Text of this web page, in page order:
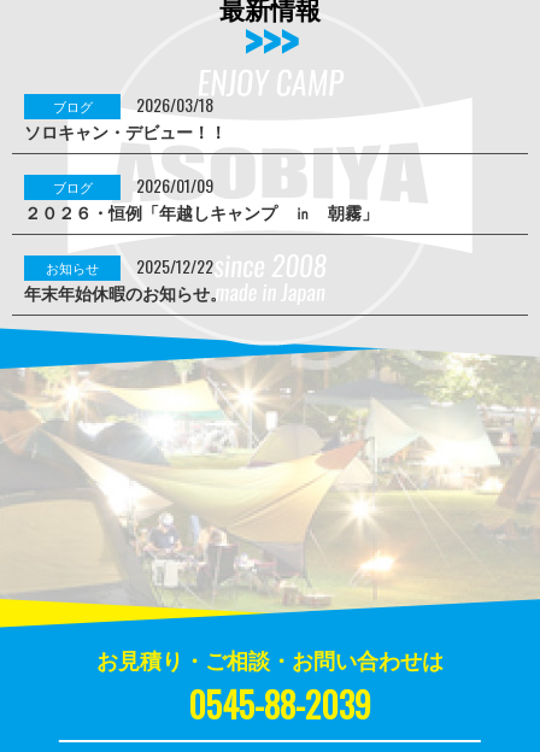
最新情報
ブログ
2026/03/18
ソロキャン・デビュー！！
ブログ
2026/01/09
２０２６・恒例「年越しキャンプ ㏌ 朝霧」
お知らせ
2025/12/22
年末年始休暇のお知らせ。
お見積り・ご相談・お問い合わせは
0545-88-2039